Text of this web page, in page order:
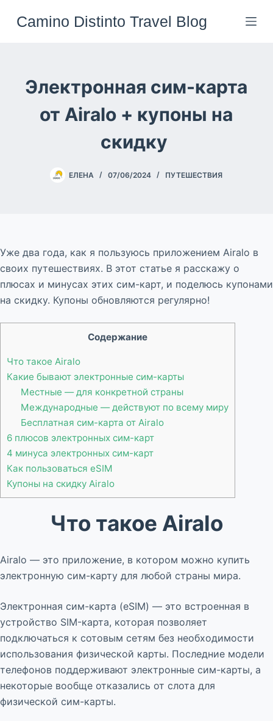
Camino Distinto Travel Blog
Электронная сим-карта
от Airalo + купоны на
скидку
ЕЛЕНА 07/06/2024 ПУТЕШЕСТВИЯ
Уже два года, как я пользуюсь приложением Airalo в
своих путешествиях. В этот статье я расскажу о
плюсах и минусах этих сим-карт, и поделюсь купонами
на скидку. Купоны обновляются регулярно!
Содержание
Что такое Airalo
Какие бывают электронные сим-карты
Местные — для конкретной страны
Международные — действуют по всему миру
Бесплатная сим-карта от Airalo
6 плюсов электронных сим-карт
4 минуса электронных сим-карт
Как пользоваться eSIM
Купоны на скидку Airalo
Что такое Airalo
Airalo — это приложение, в котором можно купить
электронную сим-карту для любой страны мира.
Электронная сим-карта (eSIM) — это встроенная в
устройство SIM-карта, которая позволяет
подключаться к сотовым сетям без необходимости
использования физической карты. Последние модели
телефонов поддерживают электронные сим-карты, а
некоторые вообще отказались от слота для
физической сим-карты.